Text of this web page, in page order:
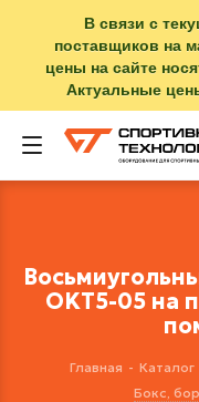
В связи с
поставщиков на
цены на сайте
Актуальные
OKT5-05 на
Главная - Каталог
Бокс,